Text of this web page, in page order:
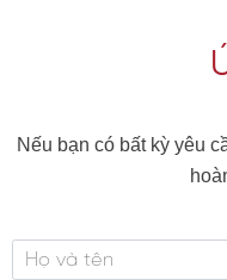
Nếu bạn có bất kỳ yêu